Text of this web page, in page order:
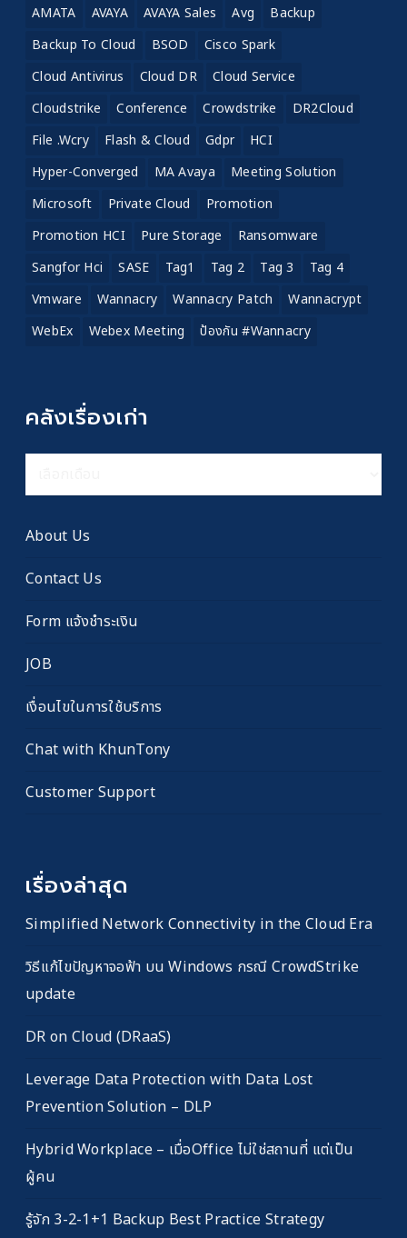
AMATA
AVAYA AVAYA Sales Avg
Backup
Backup To Cloud
BSOD
Cisco Spark
Cloud Antivirus
Cloud DR
Cloud Service
Cloudstrike
Conference Crowdstrike
DR2Cloud
File .wcry
Flash & Cloud Gdpr
HCI
Hyper-Converged
MA Avaya
Meeting Solution
Microsoft
Private Cloud
Promotion
Promotion HCI
Pure Storage
Ransomware
Sangfor Hci
SASE Tag1 Tag 2 Tag 3
Tag 4
Vmware
Wannacry Wannacry Patch
Wannacrypt
WebEx
Webex Meeting ป้องกัน #wannacry
คลังเรื่องเก่า
เรื่อง
About Us
Contact Us
Form แจ้งชำระเงิน
JOB
เงื่อนไขในการใช้บริการ
Chat with KhunTony
Customer Support
เรื่องล่าสุด
Simplified Network Connectivity in the Cloud Era
วิธีแก้ไขปัญหาจอฟ้า บน Windows กรณี CrowdStrike
update
DR on Cloud (DRaaS)
Leverage Data Protection with Data Lost
Prevention Solution – DLP
Hybrid Workplace – เมื่อOffice ไม่ใช่สถานที่ แต่เป็น
ผู้คน
รู้จัก 3-2-1+1 Backup Best Practice Strategy